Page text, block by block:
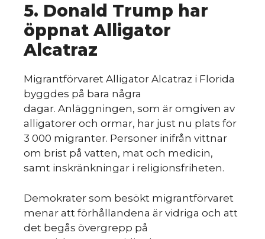
5. Donald Trump har
öppnat Alligator
Alcatraz
Migrantförvaret Alligator Alcatraz i Florida
byggdes på bara några
dagar. Anläggningen, som är omgiven av
alligatorer och ormar, har just nu plats för
3 000 migranter. Personer inifrån vittnar
om brist på vatten, mat och medicin,
samt inskränkningar i religionsfriheten.
Demokrater som besökt migrantförvaret
menar att förhållandena är vidriga och att
det begås övergrepp på